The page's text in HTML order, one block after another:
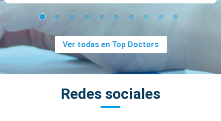
Ver todas en Top Doctors
Redes sociales